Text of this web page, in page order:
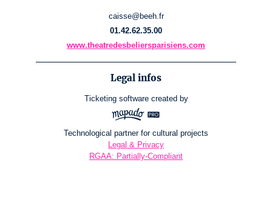
caisse@beeh.fr
01.42.62.35.00
www.theatredesbeliersparisiens.com
Legal infos
Ticketing software created by
Technological partner for cultural projects
Legal & Privacy
RGAA: Partially-Compliant